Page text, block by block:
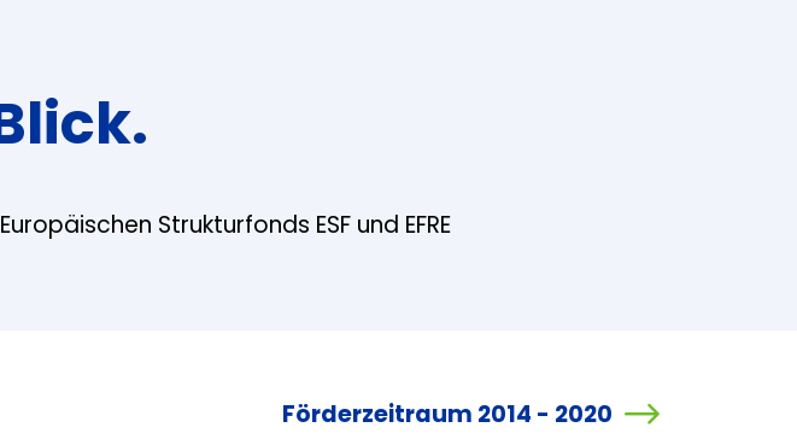
Strukturfonds ESF und EFRE
Förderzeitraum 2014 - 2020